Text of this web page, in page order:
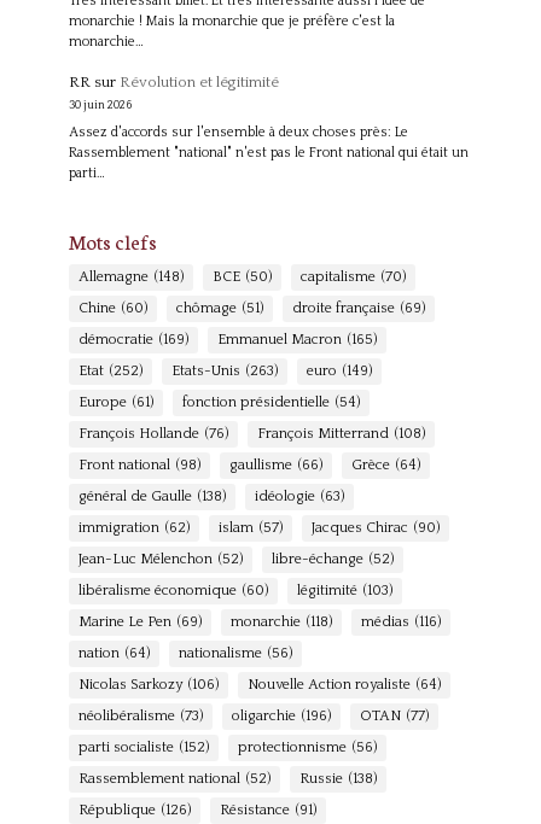
monarchie ! Mais la monarchie que je préfère c'est la
monarchie…
RRsur Révolution et légitimité
30 juin 2026
Assez d'accords sur l'ensemble à deux choses près: Le
Rassemblement "national" n'est pas le Front national qui était un
parti…
Mots clefs
Allemagne (148) BCE (50) capitalisme (70)
Chine (60) chômage (51) droite française (69)
démocratie (169) Emmanuel Macron (165)
Etat (252) Etats-Unis (263) euro (149)
Europe (61) fonction présidentielle (54)
François Hollande (76) François Mitterrand (108)
Front national (98) gaullisme (66) Grèce (64)
général de Gaulle (138) idéologie (63)
immigration (62) islam (57) Jacques Chirac (90)
Jean-Luc Mélenchon (52) libre-échange (52)
libéralisme économique (60) légitimité (103)
Marine Le Pen (69) monarchie (118) médias (116)
nation (64) nationalisme (56)
Nicolas Sarkozy (106) Nouvelle Action royaliste (64)
néolibéralisme (73) oligarchie (196) OTAN (77)
parti socialiste (152) protectionnisme (56)
Rassemblement national (52) Russie (138)
République (126) Résistance (91)